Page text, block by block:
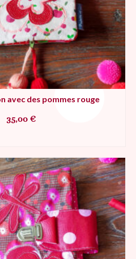
avec des pommes rouge
35,00 €